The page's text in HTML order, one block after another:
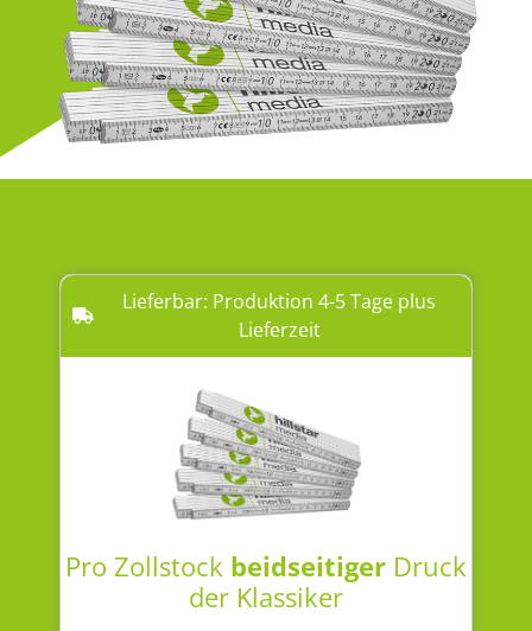
Lieferbar: Produktion 4-5 Tage plus
Lieferzeit
Pro Zollstock beidseitiger Druck
der Klassiker